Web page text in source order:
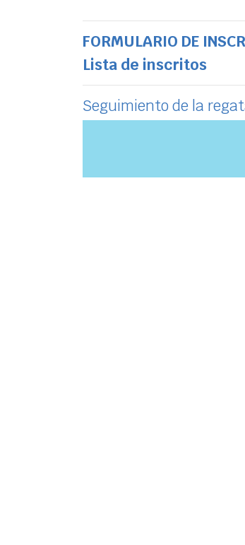
FORMULARIO DE
Lista de inscritos
Seguimiento de la